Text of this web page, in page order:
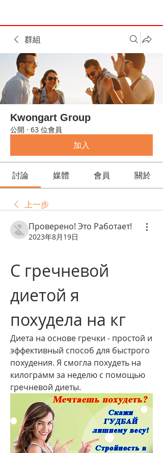
群組
Kwongart Group
公開 · 63 位會員
加入
討論 媒體 會員 關於
上一步
Проверено! Это Работает!
2023年8月19日
С гречневой
диетой я
похудела на кг
Диета на основе гречки - простой и
эффективный способ для быстрого
похудения. Я смогла похудеть на
килограмм за неделю с помощью
гречневой диеты.